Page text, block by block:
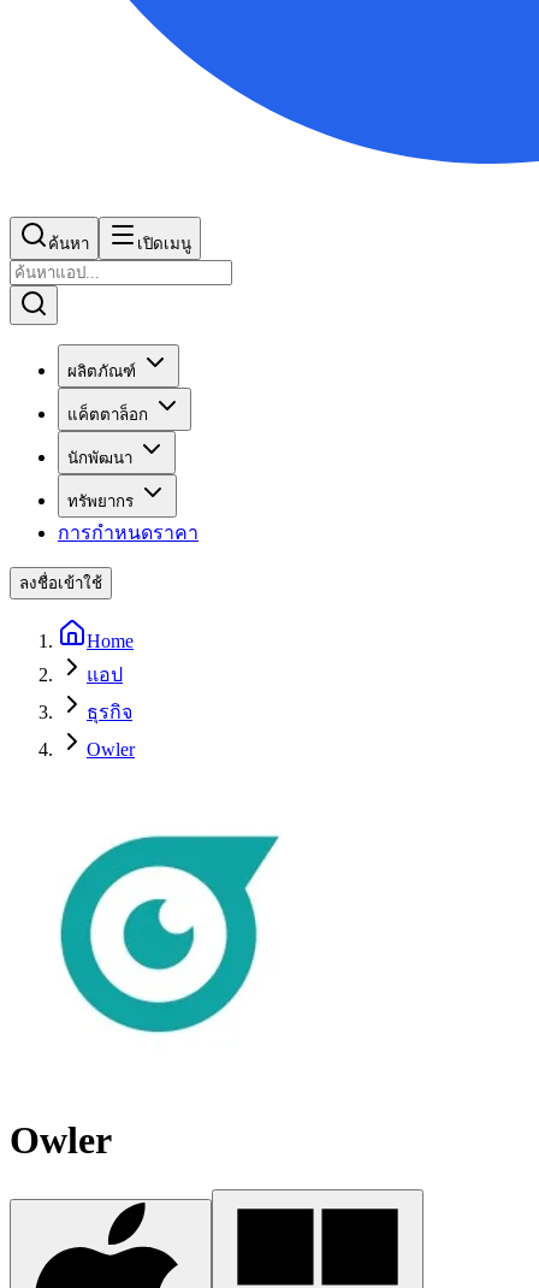
ค้นหา เปิดเมนู
ผลิตภัณฑ์
แค็ตตาล็อก
นักพัฒนา
ทรัพยากร
การกำหนดราคา
ลงชื่อเข้าใช้
Home
แอป
ธุรกิจ
Owler
Owler